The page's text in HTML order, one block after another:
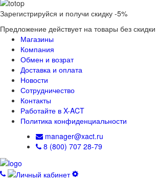
Зарегистрируйся и получи скидку -5%
Предложение действует на товары без скидки
Магазины
Компания
Обмен и возрат
Доставка и оплата
Новости
Сотрудничество
Контакты
Работайте в X-ACT
Политика конфиденциальности
manager@xact.ru
8 (800) 707 28-79